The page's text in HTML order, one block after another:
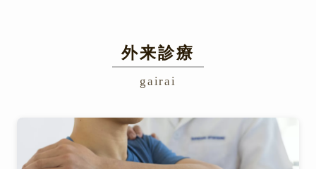
外来診療
gairai